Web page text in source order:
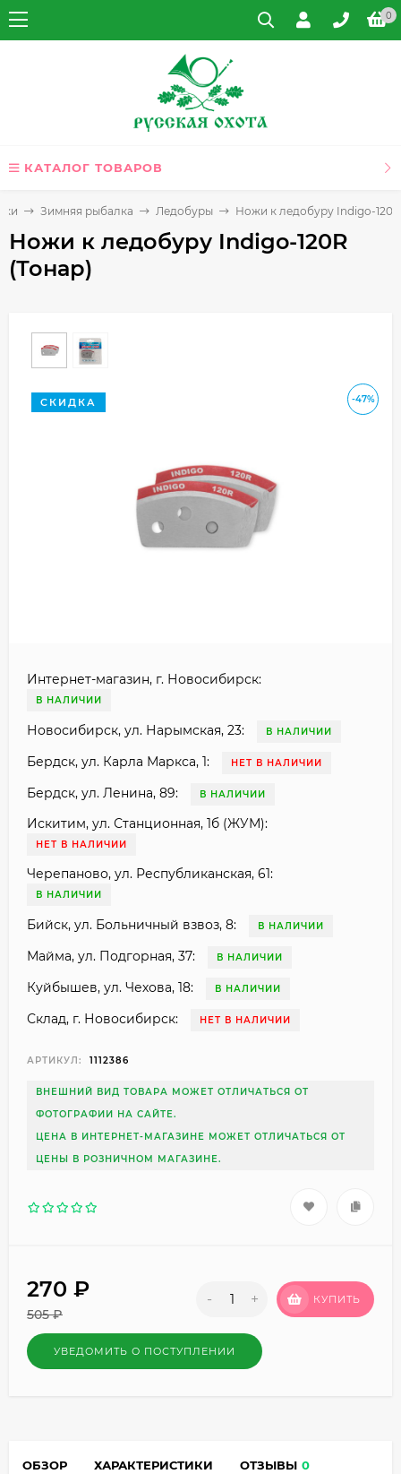
0
КАТАЛОГ ТОВАРОВ
Зимняя рыбалка Ледобуры Ножи к ледобуру Indigo-
Ножи к ледобуру Indigo-120R
(Тонар)
-47%
СКИДКА
Интернет-магазин, г. Новосибирск:
В НАЛИЧИИ
Новосибирск, ул. Нарымская, 23: В НАЛИЧИИ
Бердск, ул. Карла Маркса, 1: НЕТ В НАЛИЧИИ
Бердск, ул. Ленина, 89: В НАЛИЧИИ
Искитим, ул. Станционная, 1б (ЖУМ):
НЕТ В НАЛИЧИИ
Черепаново, ул. Республиканская, 61:
В НАЛИЧИИ
Бийск, ул. Больничный взвоз, 8: В НАЛИЧИИ
Майма, ул. Подгорная, 37: В НАЛИЧИИ
Куйбышев, ул. Чехова, 18: В НАЛИЧИИ
Склад, г. Новосибирск: НЕТ В НАЛИЧИИ
АРТИКУЛ: 1112386
ВНЕШНИЙ ВИД ТОВАРА МОЖЕТ ОТЛИЧАТЬСЯ ОТ
ФОТОГРАФИИ НА САЙТЕ.
ЦЕНА В ИНТЕРНЕТ-МАГАЗИНЕ МОЖЕТ ОТЛИЧАТЬСЯ ОТ
ЦЕНЫ В РОЗНИЧНОМ МАГАЗИНЕ.
270 ₽
505₽
- + КУПИТЬ
УВЕДОМИТЬ О ПОСТУПЛЕНИИ
ОБЗОР ХАРАКТЕРИСТИКИ ОТЗЫВЫ 0